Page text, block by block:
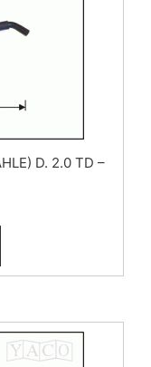
D. 2.0 TD –